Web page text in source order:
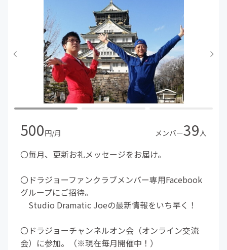
500円/月 メンバー39人
〇毎月、更新お礼メッセージをお届け。
〇ドラジョーファンクラブメンバー専用Facebook
グループにご招待。
Studio Dramatic Joeの最新情報をいち早く！
〇ドラジョーチャンネルオン会（オンライン交流
会）に参加。（※現在毎月開催中！）